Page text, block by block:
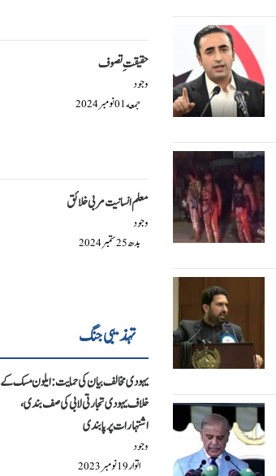
حقیقتِ تصوف
وجود
جمعه01نومبر2024
معلم انسانیت مربی خلائق
وجود
بدھ25ستمبر2024
تہذیبی جنگ
یہودی مخالف بیان کی حمایت: ایلون مسک کے
خلاف یہودی تجارتی لابی کی صف بندی،
اشتہارات پر پابندی
وجود
اتوار19نومبر2023